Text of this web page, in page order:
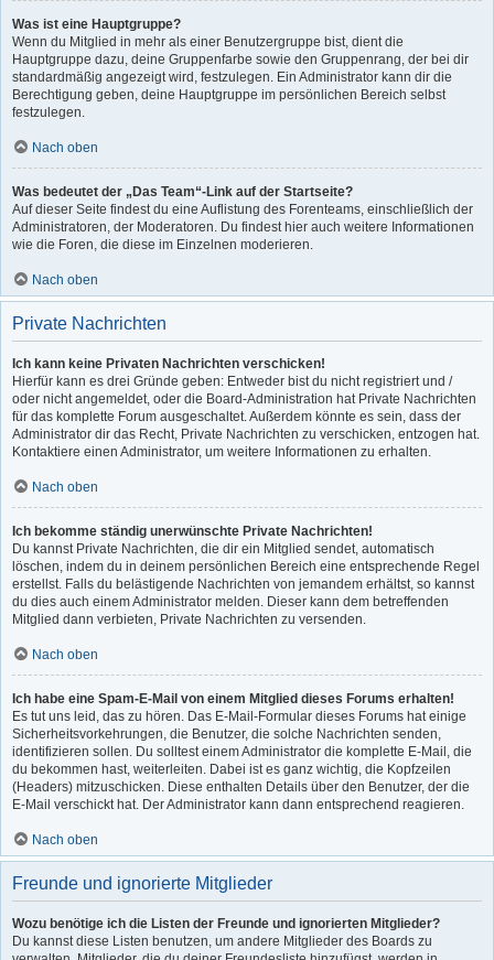
Was ist eine Hauptgruppe?
Wenn du Mitglied in mehr als einer Benutzergruppe bist, dient die
Hauptgruppe dazu, deine Gruppenfarbe sowie den Gruppenrang, der bei dir
standardmäßig angezeigt wird, festzulegen. Ein Administrator kann dir die
Berechtigung geben, deine Hauptgruppe im persönlichen Bereich selbst
festzulegen.
Nach oben
Was bedeutet der „Das Team“-Link auf der Startseite?
Auf dieser Seite findest du eine Auflistung des Forenteams, einschließlich der
Administratoren, der Moderatoren. Du findest hier auch weitere Informationen
wie die Foren, die diese im Einzelnen moderieren.
Nach oben
Private Nachrichten
Ich kann keine Privaten Nachrichten verschicken!
Hierfür kann es drei Gründe geben: Entweder bist du nicht registriert und /
oder nicht angemeldet, oder die Board-Administration hat Private Nachrichten
für das komplette Forum ausgeschaltet. Außerdem könnte es sein, dass der
Administrator dir das Recht, Private Nachrichten zu verschicken, entzogen hat.
Kontaktiere einen Administrator, um weitere Informationen zu erhalten.
Nach oben
Ich bekomme ständig unerwünschte Private Nachrichten!
Du kannst Private Nachrichten, die dir ein Mitglied sendet, automatisch
löschen, indem du in deinem persönlichen Bereich eine entsprechende Regel
erstellst. Falls du belästigende Nachrichten von jemandem erhältst, so kannst
du dies auch einem Administrator melden. Dieser kann dem betreffenden
Mitglied dann verbieten, Private Nachrichten zu versenden.
Nach oben
Ich habe eine Spam-E-Mail von einem Mitglied dieses Forums erhalten!
Es tut uns leid, das zu hören. Das E-Mail-Formular dieses Forums hat einige
Sicherheitsvorkehrungen, die Benutzer, die solche Nachrichten senden,
identifizieren sollen. Du solltest einem Administrator die komplette E-Mail, die
du bekommen hast, weiterleiten. Dabei ist es ganz wichtig, die Kopfzeilen
(Headers) mitzuschicken. Diese enthalten Details über den Benutzer, der die
E-Mail verschickt hat. Der Administrator kann dann entsprechend reagieren.
Nach oben
Freunde und ignorierte Mitglieder
Wozu benötige ich die Listen der Freunde und ignorierten Mitglieder?
Du kannst diese Listen benutzen, um andere Mitglieder des Boards zu